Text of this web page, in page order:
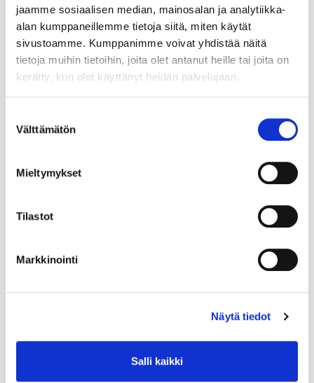
jaamme sosiaalisen median, mainosalan ja analytiikka-
alan kumppaneillemme tietoja siitä, miten käytät
sivustoamme. Kumppanimme voivat yhdistää näitä
tietoja muihin tietoihin, joita olet antanut heille tai joita on
kerätty, kun olet käyttänyt heidän palvelujaan.
valinta
Välttämätön
Mieltymykset
Tilastot
Markkinointi
Näytä tiedot
Salli kaikki